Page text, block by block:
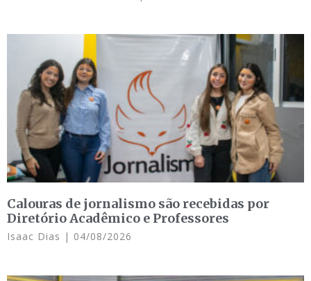
Calouras de jornalismo são recebidas por
Diretório Acadêmico e Professores
Isaac Dias 04/08/2026